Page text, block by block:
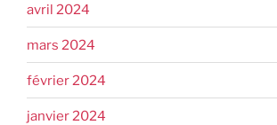
avril 2024
mars 2024
février 2024
janvier 2024